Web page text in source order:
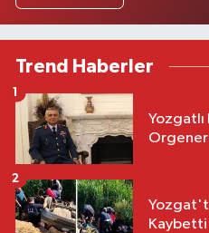
Trend Haberler
1
Kaybetti
2